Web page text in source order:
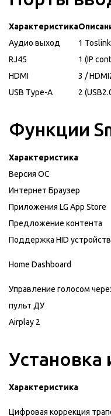
Характеристика
Аудио выход
1
RJ45
1 (IP
HDMI
3 /
USB Type-A
2
Функции
Характеристика
Версия ОС
Интернет Браузер
Приложения LG App Store
Предложение контента
Поддержка HID устройств
Home Dashboard
Управление голосом
пульт ДУ
Airplay 2
Установка
Характеристика
Цифровая коррекция